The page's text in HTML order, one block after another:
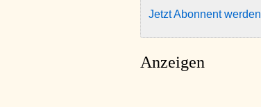
Jetzt Abonnent werden
Anzeigen